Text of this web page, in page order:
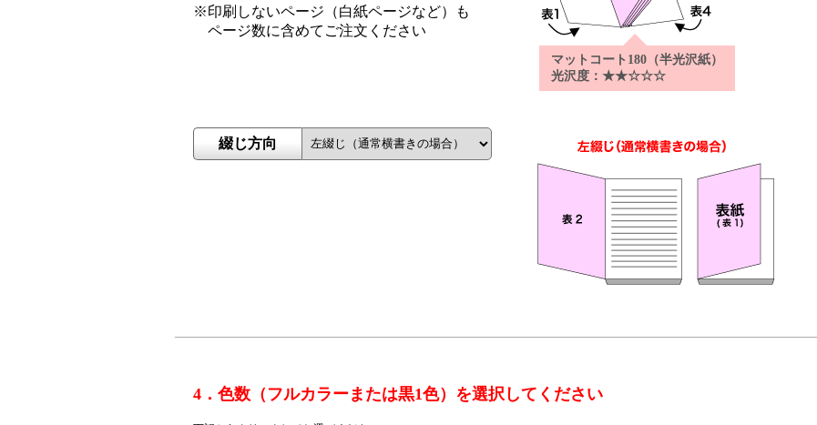
マットコート180（半光沢紙）
光沢度：★★☆☆☆
※印刷しないページ（白紙ページなど）も
ページ数に含めてご注文ください
綴じ方向
4．色数（フルカラーまたは黒1色）を選択してください